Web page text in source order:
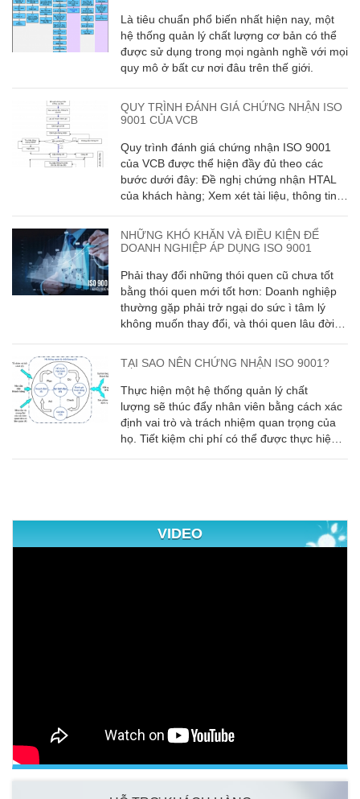
VIDEO
Là tiêu chuẩn phổ biến nhất hiện nay, một
hệ thống quản lý chất lượng cơ bản có thể
được sử dụng trong mọi ngành nghề với mọi
quy mô ở bất cư nơi đâu trên thế giới.
QUY TRÌNH ĐÁNH GIÁ CHỨNG NHẬN ISO
9001 CỦA VCB
Quy trình đánh giá chứng nhận ISO 9001
của VCB được thể hiện đầy đủ theo các
bước dưới đây: Đề nghị chứng nhận HTAL
của khách hàng; Xem xét tài liệu, thông tin
Đánh giá sơ bộ; Đánh giá chứng nhận; Kết
quả đánh giá chứng nhận ...
NHỮNG KHÓ KHĂN VÀ ĐIỀU KIỆN ĐỂ
DOANH NGHIỆP ÁP DỤNG ISO 9001
Phải thay đổi những thói quen cũ chưa tốt
bằng thói quen mới tốt hơn: Doanh nghiệp
thường gặp phải trở ngại do sức ì tâm lý
không muốn thay đổi, và thói quen lâu đời
TẠI SAO NÊN CHỨNG NHẬN ISO 9001?
Thực hiện một hệ thống quản lý chất
lượng sẽ thúc đẩy nhân viên bằng cách xác
định vai trò và trách nhiệm quan trọng của
họ. Tiết kiệm chi phí có thể được thực hiện